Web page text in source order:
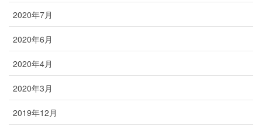
2020年7月
2020年6月
2020年4月
2020年3月
2019年12月